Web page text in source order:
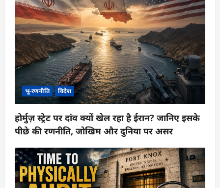
भू-रणनीति विदेश
होर्मुज़ स्ट्रेट पर दांव क्यों खेल रहा है ईरान? जानिए इसके
पीछे की रणनीति, जोखिम और दुनिया पर असर